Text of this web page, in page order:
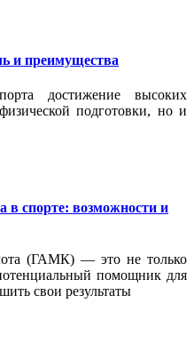
и преимущества
достижение высоких
подготовки, но и
в спорте: возможности и
(ГАМК) — это не только
помощник для
свои результаты